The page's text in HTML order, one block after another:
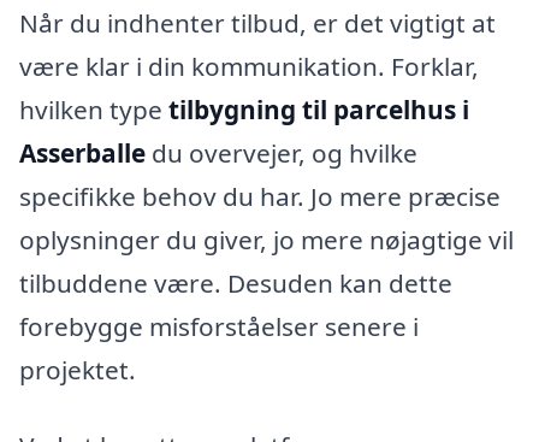
Når du indhenter tilbud, er det vigtigt at
være klar i din kommunikation. Forklar,
hvilken type tilbygning til parcelhus i
Asserballe du overvejer, og hvilke
specifikke behov du har. Jo mere præcise
oplysninger du giver, jo mere nøjagtige vil
tilbuddene være. Desuden kan dette
forebygge misforståelser senere i
projektet.